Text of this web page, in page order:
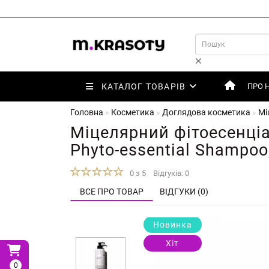
0
КАТАЛОГ ТОВАРІВ ПРО
Головна Косметика Доглядова косметика
Міцелярний
Phyto-essential
0 з 5 Відгуків: 0
ВСЕ ПРО ТОВАР ВІДГУКИ (0)
Новинка
Хіт